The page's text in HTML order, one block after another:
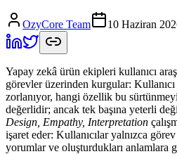
OzyCore Team 10 Haziran
Yapay zekâ ürün ekipleri kullanıcı
görevler üzerinden kurgular:
zorlanıyor, hangi özellik bu
değerlidir; ancak tek başına yeterli
Design, Empathy, Interpretation
işaret eder: Kullanıcılar yalnızca
yorumlar ve oluşturdukları anlamlara